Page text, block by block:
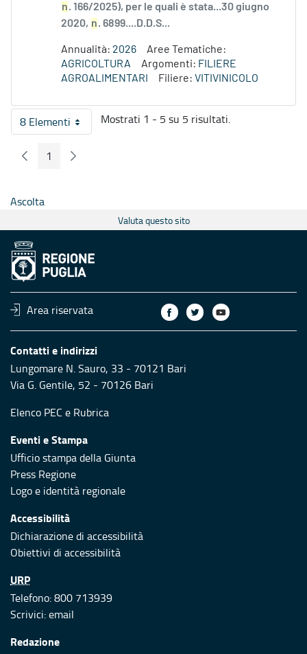
n. 166/2025), per le quali è stata...30 giugno
2020, n. 6899....D.D.S...
Annualità: 2026
Aree Tematiche:
AGRICOLTURA
Argomenti: FILIERE
AGROALIMENTARI
Filiere: VITIVINICOLO
8 ElementiPer pagina
Mostrati 1 - 5 su 5 risultati.
Pagina Precedente
Pagina
1 Pagina Seguente
Ascolta
Valuta questo sito
Area riservata
Contatti e indirizzi
Lungomare N. Sauro, 33 - 70121 Bari
Via G. Gentile, 52 - 70126 Bari
Elenco PEC e Rubrica
Eventi e Stampa
Ufficio stampa della Giunta
Press Regione
Logo e identità regionale
Accessibilità
Dichiarazione di accessibilità
Obiettivi di accessibilità
URP
Telefono: 800 713939
Scrivici:email
Redazione